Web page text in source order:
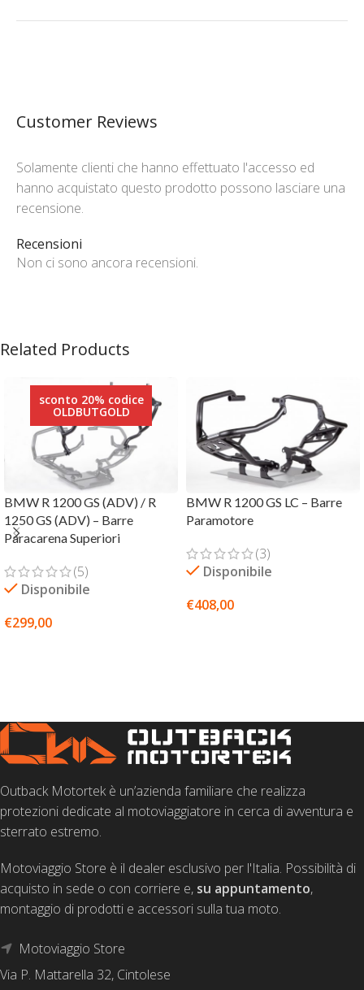
Customer Reviews
Recensioni
Non ci sono ancora recensioni.
Solamente clienti che hanno effettuato l'accesso ed
hanno acquistato questo prodotto possono lasciare una
recensione.
Related Products
sconto 20% codice
OLDBUTGOLD
BMW R 1200 GS (ADV) / R
1250 GS (ADV) – Barre
Paracarena Superiori
(5)
Disponibile
€299,00
BMW R 1200 GS LC – Barre
Paramotore
(3)
Disponibile
€408,00
Outback Motortek è un’azienda familiare che realizza
protezioni dedicate al motoviaggiatore in cerca di avventura e
sterrato estremo.
Motoviaggio Store è il dealer esclusivo per l'Italia. Possibilità di
acquisto in sede o con corriere e, su appuntamento,
montaggio di prodotti e accessori sulla tua moto.
Motoviaggio Store
Via P. Mattarella 32, Cintolese